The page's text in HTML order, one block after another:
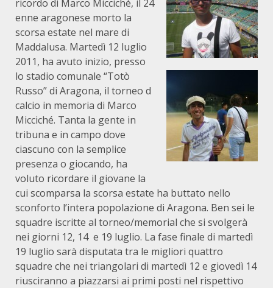
ricordo di Marco Micciché, il 24
enne aragonese morto la
scorsa estate nel mare di
Maddalusa. Martedì 12 luglio
2011, ha avuto inizio, presso
lo stadio comunale “Totò
Russo” di Aragona, il torneo d
calcio in memoria di Marco
Micciché. Tanta la gente in
tribuna e in campo dove
ciascuno con la semplice
presenza o giocando, ha
voluto ricordare il giovane la
cui scomparsa la scorsa estate ha buttato nello
sconforto l’intera popolazione di Aragona. Ben sei le
squadre iscritte al torneo/memorial che si svolgerà
nei giorni 12, 14 e 19 luglio. La fase finale di martedì
19 luglio sarà disputata tra le migliori quattro
squadre che nei triangolari di martedì 12 e giovedì 14
riusciranno a piazzarsi ai primi posti nel rispettivo